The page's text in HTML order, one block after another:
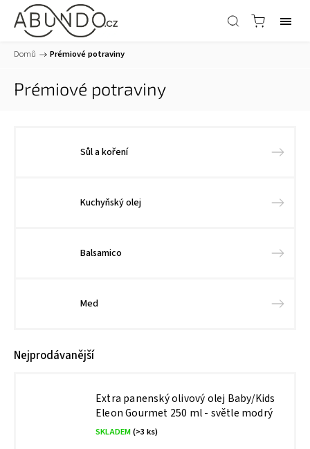
Domů / Prémiové potraviny
Prémiové potraviny
Sůl a koření
Kuchyňský olej
Balsamico
Med
Nejprodávanější
Extra panenský olivový olej Baby/Kids
Eleon Gourmet 250 ml - světle modrý
SKLADEM(>3 ks)